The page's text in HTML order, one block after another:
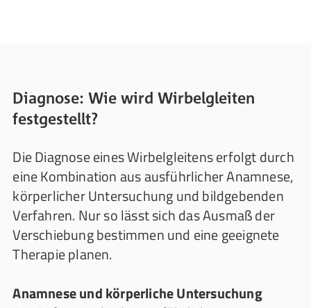
Diagnose: Wie wird Wirbelgleiten
festgestellt?
Die Diagnose eines Wirbelgleitens erfolgt durch
eine Kombination aus ausführlicher Anamnese,
körperlicher Untersuchung und bildgebenden
Verfahren. Nur so lässt sich das Ausmaß der
Verschiebung bestimmen und eine geeignete
Therapie planen.
Anamnese und körperliche Untersuchung